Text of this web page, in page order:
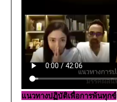
แนวทางปฏิบัติเพื่อการพ้นทุกข์